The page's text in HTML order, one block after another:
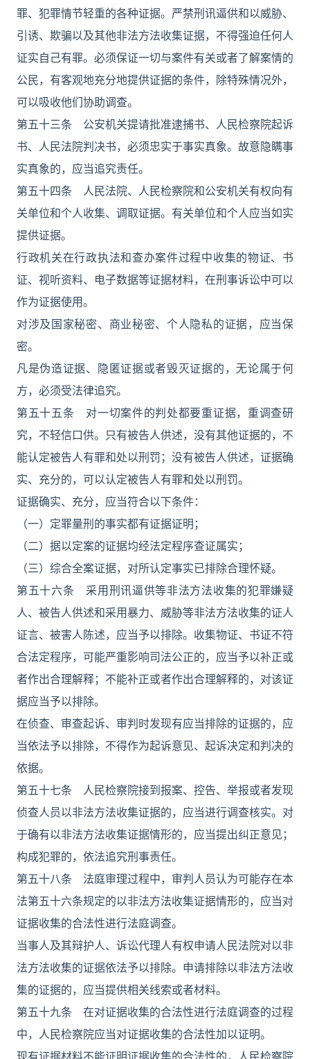
罪、犯罪情节轻重的各种证据。严禁刑讯逼供和以威胁、
引诱、欺骗以及其他非法方法收集证据，不得强迫任何人
证实自己有罪。必须保证一切与案件有关或者了解案情的
公民，有客观地充分地提供证据的条件，除特殊情况外，
可以吸收他们协助调查。
第五十三条 公安机关提请批准逮捕书、人民检察院起诉
书、人民法院判决书，必须忠实于事实真象。故意隐瞒事
实真象的，应当追究责任。
第五十四条 人民法院、人民检察院和公安机关有权向有
关单位和个人收集、调取证据。有关单位和个人应当如实
提供证据。
行政机关在行政执法和查办案件过程中收集的物证、书
证、视听资料、电子数据等证据材料，在刑事诉讼中可以
作为证据使用。
对涉及国家秘密、商业秘密、个人隐私的证据，应当保
密。
凡是伪造证据、隐匿证据或者毁灭证据的，无论属于何
方，必须受法律追究。
第五十五条 对一切案件的判处都要重证据，重调查研
究，不轻信口供。只有被告人供述，没有其他证据的，不
能认定被告人有罪和处以刑罚；没有被告人供述，证据确
实、充分的，可以认定被告人有罪和处以刑罚。
证据确实、充分，应当符合以下条件：
（一）定罪量刑的事实都有证据证明；
（二）据以定案的证据均经法定程序查证属实；
（三）综合全案证据，对所认定事实已排除合理怀疑。
第五十六条 采用刑讯逼供等非法方法收集的犯罪嫌疑
人、被告人供述和采用暴力、威胁等非法方法收集的证人
证言、被害人陈述，应当予以排除。收集物证、书证不符
合法定程序，可能严重影响司法公正的，应当予以补正或
者作出合理解释；不能补正或者作出合理解释的，对该证
据应当予以排除。
在侦查、审查起诉、审判时发现有应当排除的证据的，应
当依法予以排除，不得作为起诉意见、起诉决定和判决的
依据。
第五十七条 人民检察院接到报案、控告、举报或者发现
侦查人员以非法方法收集证据的，应当进行调查核实。对
于确有以非法方法收集证据情形的，应当提出纠正意见；
构成犯罪的，依法追究刑事责任。
第五十八条 法庭审理过程中，审判人员认为可能存在本
法第五十六条规定的以非法方法收集证据情形的，应当对
证据收集的合法性进行法庭调查。
当事人及其辩护人、诉讼代理人有权申请人民法院对以非
法方法收集的证据依法予以排除。申请排除以非法方法收
集的证据的，应当提供相关线索或者材料。
第五十九条 在对证据收集的合法性进行法庭调查的过程
中，人民检察院应当对证据收集的合法性加以证明。
现有证据材料不能证明证据收集的合法性的，人民检察院